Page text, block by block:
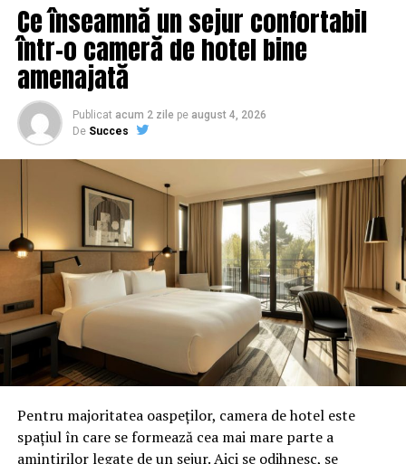
Gabriel Oprea:
V-am invitat astăzi, aici, pentru a informa opinia
Polițiștilor „Mihai Viteazul”. Uniunea este persoană
juridică de drept privat, înscrisă astfel în registrul
Ce înseamnă un sejur confortabil
într-o cameră de hotel bine
amenajată
Publicat acum 2 zile pe august 4, 2026
De Succes
Pentru majoritatea oaspeților, camera de hotel este
spațiul în care se formează cea mai mare parte a
amintirilor legate de un sejur. Aici se odihnesc, se